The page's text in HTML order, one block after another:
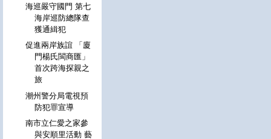
海巡嚴守國門 第七
海岸巡防總隊查
獲通緝犯
促進兩岸族誼 「廈
門楊氏閩商匯」
首次跨海探親之
旅
潮州警分局電視預
防犯罪宣導
南市立仁愛之家參
與安順里活動 藝